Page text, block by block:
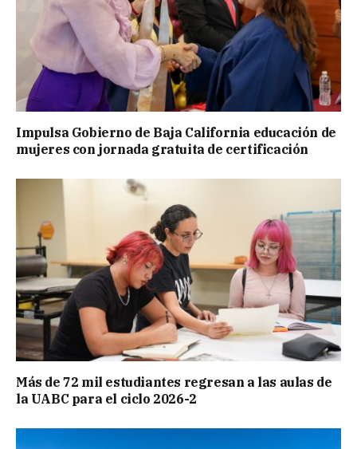
Impulsa Gobierno de Baja California educación de
mujeres con jornada gratuita de certificación
Más de 72 mil estudiantes regresan a las aulas de
la UABC para el ciclo 2026-2